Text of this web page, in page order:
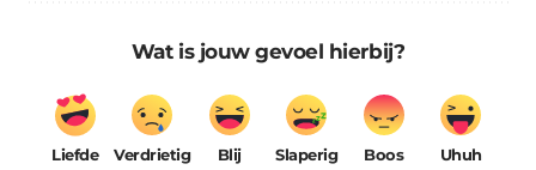
Wat is jouw gevoel hierbij?
Liefde Verdrietig Blij Slaperig Boos Uhuh